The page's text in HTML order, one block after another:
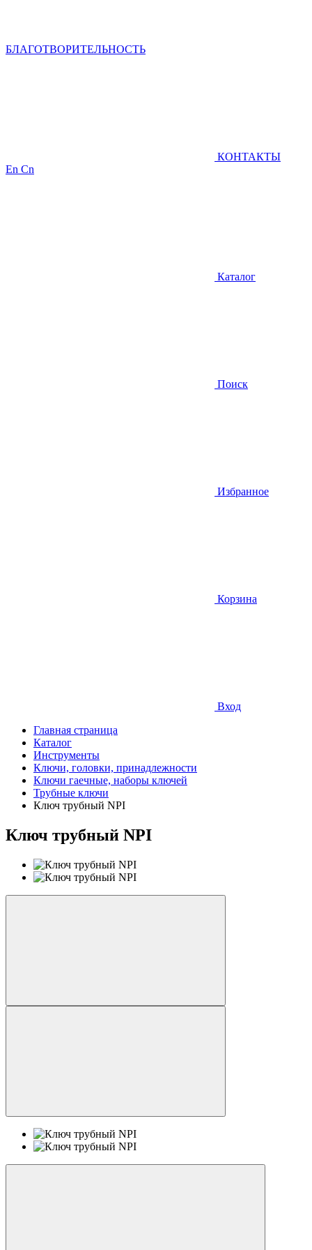
БЛАГОТВОРИТЕЛЬНОСТЬ
КОНТАКТЫ
En Cn
Каталог
Поиск
Избранное
Корзина
Вход
Главная страница
Каталог
Инструменты
Ключи, головки, принадлежности
Ключи гаечные, наборы ключей
Трубные ключи
Ключ трубный NPI
Ключ трубный NPI